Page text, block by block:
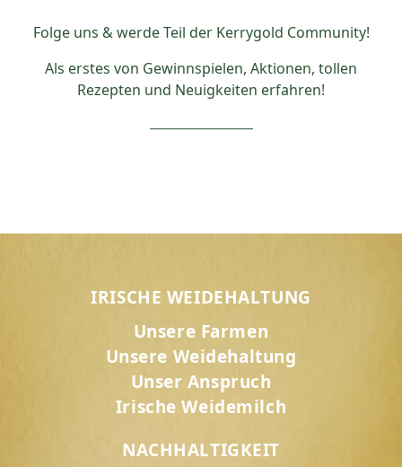
Folge uns & werde Teil der Kerrygold Community!
Als erstes von Gewinnspielen, Aktionen, tollen
Rezepten und Neuigkeiten erfahren!
IRISCHE WEIDEHALTUNG
Unsere Farmen
Unsere Weidehaltung
Unser Anspruch
Irische Weidemilch
NACHHALTIGKEIT